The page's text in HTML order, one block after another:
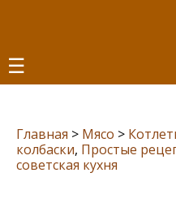
☰
Главная > Мясо >
колбаски, Простые
советская кухня